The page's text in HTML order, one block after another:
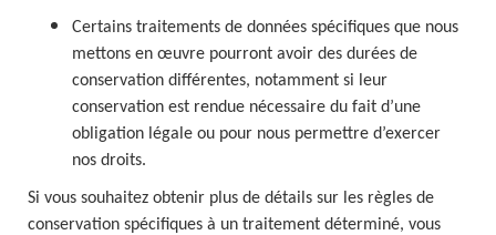
Certains traitements de données spécifiques que nous
mettons en œuvre pourront avoir des durées de
conservation différentes, notamment si leur
conservation est rendue nécessaire du fait d’une
obligation légale ou pour nous permettre d’exercer
nos droits.
Si vous souhaitez obtenir plus de détails sur les règles de
conservation spécifiques à un traitement déterminé, vous